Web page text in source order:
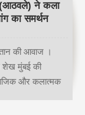
श्री
ट्रस्ट ने
मुंबई । हिन्दुस्तान
मोहम्मद मुकीम शेख
के भगवान कहे